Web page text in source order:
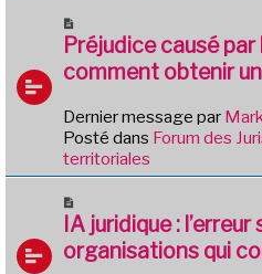
s
a
e
o
u
v
a
u
m
s
a
Préjudice causé
comment obtenir
Dernier message par
Posté dans Forum des
territoriales
o
u
v
IA juridique :
organisations qui